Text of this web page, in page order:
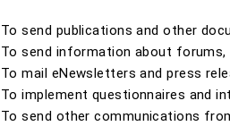
To send publications and other
To send information about forums,
To mail eNewsletters and press
To implement questionnaires and
To send other communications